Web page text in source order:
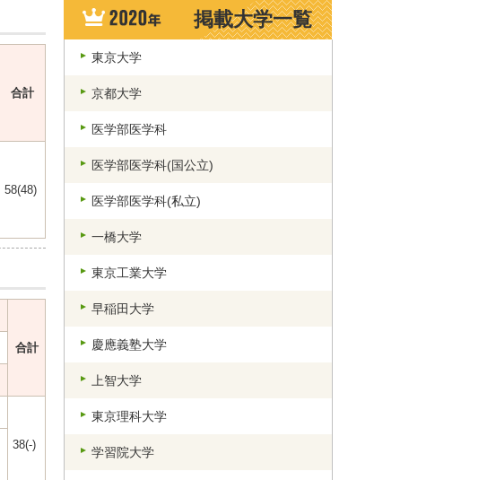
合計
58(48)
合計
38(-)
掲載大学一覧
東京大学
京都大学
医学部医学科
医学部医学科(国公立)
医学部医学科(私立)
一橋大学
東京工業大学
早稲田大学
慶應義塾大学
上智大学
東京理科大学
学習院大学